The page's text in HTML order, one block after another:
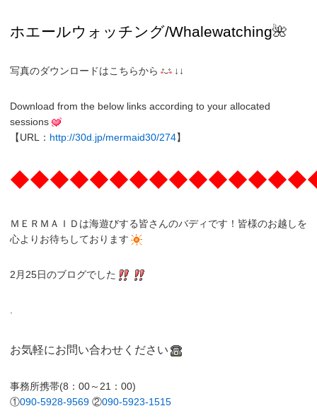
ホエールウォッチング/Whalewatching🌺
写真のダウンロードはこちらから ↓↓
Download from the below links according to your allocated
sessions
【URL： http://30d.jp/mermaid30/274】
ＭＥＲＭＡＩＤは海遊びする皆さんのバディです！皆様のお越しを
心よりお待ちしております
2月25日のブログでした
お気軽にお問い合わせください
事務所携帯(8：00～21：00)
①090-5928-9569 ②090-5923-1515